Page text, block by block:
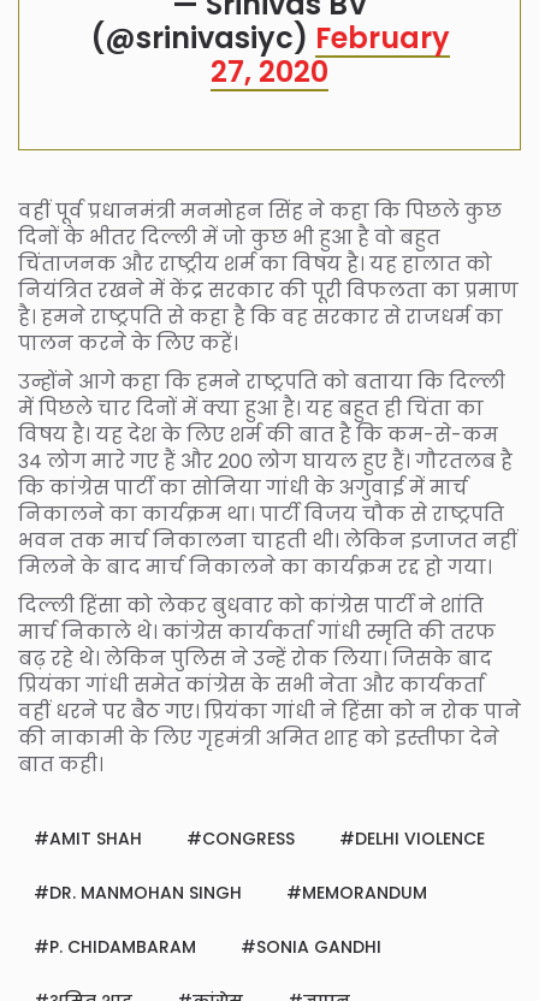
(@srinivasiyc) February
27, 2020
वहीं पूर्व प्रधानमंत्री मनमोहन सिंह ने कहा कि पिछले कुछ
दिनों के भीतर दिल्ली में जो कुछ भी हुआ है वो बहुत
चिंताजनक और राष्ट्रीय शर्म का विषय है। यह हालात को
नियंत्रित रखने में केंद्र सरकार की पूरी विफलता का प्रमाण
है। हमने राष्ट्रपति से कहा है कि वह सरकार से राजधर्म का
पालन करने के लिए कहें।
उन्होंने आगे कहा कि हमने राष्ट्रपति को बताया कि दिल्ली
में पिछले चार दिनों में क्या हुआ है। यह बहुत ही चिंता का
विषय है। यह देश के लिए शर्म की बात है कि कम-से-कम
34 लोग मारे गए हैं और 200 लोग घायल हुए हैं। गौरतलब है
कि कांग्रेस पार्टी का सोनिया गांधी के अगुवाई में मार्च
निकालने का कार्यक्रम था। पार्टी विजय चौक से राष्ट्रपति
भवन तक मार्च निकालना चाहती थी। लेकिन इजाजत नहीं
मिलने के बाद मार्च निकालने का कार्यक्रम रद्द हो गया।
दिल्ली हिंसा को लेकर बुधवार को कांग्रेस पार्टी ने शांति
मार्च निकाले थे। कांग्रेस कार्यकर्ता गांधी स्मृति की तरफ
बढ़ रहे थे। लेकिन पुलिस ने उन्हें रोक लिया। जिसके बाद
प्रियंका गांधी समेत कांग्रेस के सभी नेता और कार्यकर्ता
वहीं धरने पर बैठ गए। प्रियंका गांधी ने हिंसा को न रोक पाने
की नाकामी के लिए गृहमंत्री अमित शाह को इस्तीफा देने
बात कही।
AMIT SHAH CONGRESS DELHI VIOLENCE
DR. MANMOHAN SINGH MEMORANDUM
P. CHIDAMBARAM SONIA GANDHI